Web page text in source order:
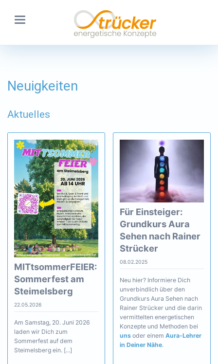
Neuigkeiten
Aktuelles
MITtsommerFEIER:
Sommerfest am
Steimelsberg
22.05.2026
Am Samstag, 20. Juni 2026
laden wir Dich zum
Sommerfest auf dem
Steimelsberg ein. [...]
Für Einsteiger:
Grundkurs Aura
Sehen nach Rainer
Strücker
08.02.2025
Neu hier? Informiere Dich
unverbindlich über den
Grundkurs Aura Sehen nach
Rainer Strücker und die darin
vermittelten energetischen
Konzepte und Methoden bei
uns oder einemAura-Lehrer
in Deiner Nähe.